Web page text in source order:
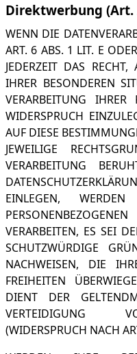
Direktwerbung (Art.
WENN DIE
ART. 6 ABS. 1 LIT. E
JEDERZEIT DAS
IHRER BESONDEREN
VERARBEITUNG IHRER
WIDERSPRUCH
AUF DIESE
JEWEILIGE
VERARBEITUNG
EINLEGEN,
VERARBEITEN, ES SEI
SCHUTZWÜRDIGE
NACHWEISEN, DIE
FREIHEITEN
DIENT DER
VERTEIDIGUNG
(WIDERSPRUCH NACH